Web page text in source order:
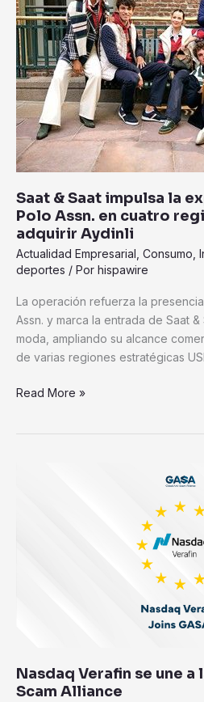
Saat & Saat impulsa la
Polo Assn. en cuatro
adquirir Aydinli
Actualidad Empresarial Consumo
deportes / Por hispawire
La operación refuerza la
Assn. y marca la entrada de Saat
moda, ampliando su alcance
de varias regiones estratégicas
impulsa
la
expansión
de
U.S.
Polo
Assn.
en
cuatro
regiones
clave
tras
adquirir
Aydinli
Read More »
Nasdaq Verafin se une
Scam Alliance